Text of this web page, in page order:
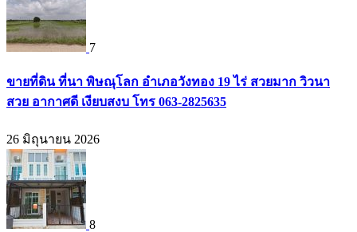
7
ขายที่ดิน ที่นา พิษณุโลก อำเภอวังทอง 19 ไร่ สวยมาก วิวนา
สวย อากาศดี เงียบสงบ โทร 063-2825635
26 มิถุนายน 2026
8